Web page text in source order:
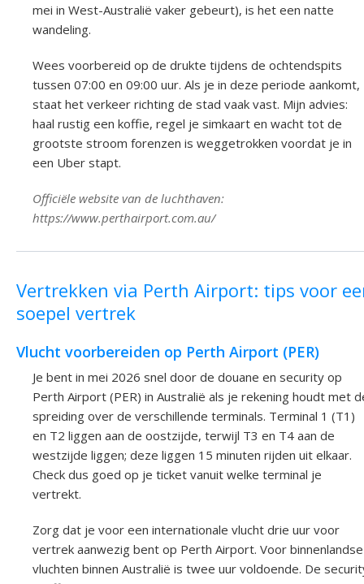
mei in West-Australië vaker gebeurt), is het een natte
wandeling.
Wees voorbereid op de drukte tijdens de ochtendspits
tussen 07:00 en 09:00 uur. Als je in deze periode aankomt,
staat het verkeer richting de stad vaak vast. Mijn advies:
haal rustig een koffie, regel je simkaart en wacht tot de
grootste stroom forenzen is weggetrokken voordat je in
een Uber stapt.
Officiële website van de luchthaven:
https://www.perthairport.com.au/
Vertrekken via Perth Airport: tips voor
soepel vertrek
Vlucht voorbereiden op Perth Airport (PER)
Je bent in mei 2026 snel door de douane en security op
Perth Airport (PER) in Australië als je rekening houdt met
spreiding over de verschillende terminals. Terminal 1 (T1)
en T2 liggen aan de oostzijde, terwijl T3 en T4 aan de
westzijde liggen; deze liggen 15 minuten rijden uit elkaar.
Check dus goed op je ticket vanuit welke terminal je
vertrekt.
Zorg dat je voor een internationale vlucht drie uur voor
vertrek aanwezig bent op Perth Airport. Voor binnenlandse
vluchten binnen Australië is twee uur voldoende. De